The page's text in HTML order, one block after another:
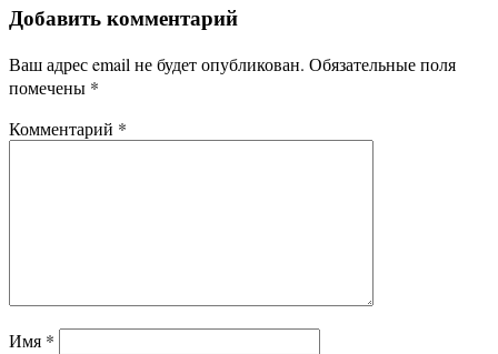
Добавить комментарий
Ваш адрес email не будет опубликован. Обязательные поля
помечены *
Комментарий *
Имя *